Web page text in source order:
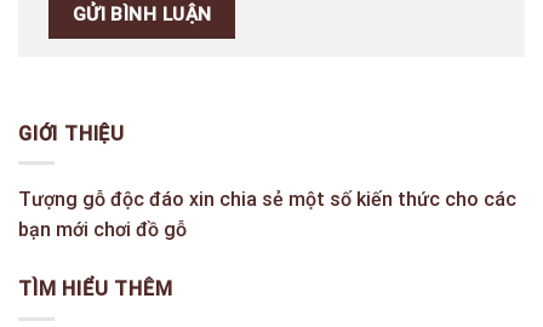
GIỚI THIỆU
Tượng gỗ độc đáo xin chia sẻ một số kiến thức cho các
bạn mới chơi đồ gỗ
TÌM HIỂU THÊM